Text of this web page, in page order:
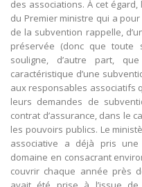
des associations. À cet
du Premier ministre qui a
de la subvention rappelle,
préservée (donc que toute
souligne, d’autre part,
caractéristique d’une
aux responsables associatifs
leurs demandes de
contrat d’assurance, dans le
les pouvoirs publics. Le
associative a déjà pris une
domaine en consacrant
couvrir chaque année près